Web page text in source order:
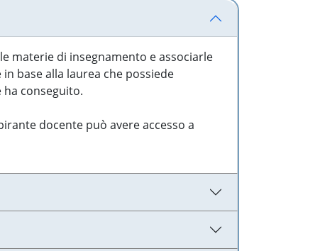
materie di insegnamento e associarle
base alla laurea che possiede
ha conseguito.
docente può avere accesso a